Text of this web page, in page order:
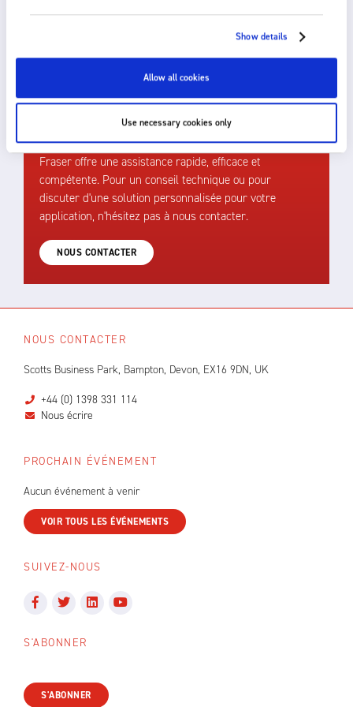
Show details
Allow all cookies
Use necessary cookies only
rainage et le pliage.
COMMENT POUVONS-NOUS VOUS
Fraser offre une assistance rapide, efficace et
compétente. Pour un conseil technique ou pour
discuter d'une solution personnalisée pour votre
application, n'hésitez pas à nous contacter.
NOUS CONTACTER
NOUS CONTACTER
Scotts Business Park, Bampton, Devon, EX16 9DN, UK
+44 (0) 1398 331 114
Nous écrire
PROCHAIN ÉVÉNEMENT
Aucun événement à venir
VOIR TOUS LES ÉVÉNEMENTS
SUIVEZ-NOUS
S'ABONNER
S'ABONNER